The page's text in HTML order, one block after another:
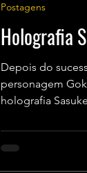
Holografia
Depois do
personagem
holografia
Postagens